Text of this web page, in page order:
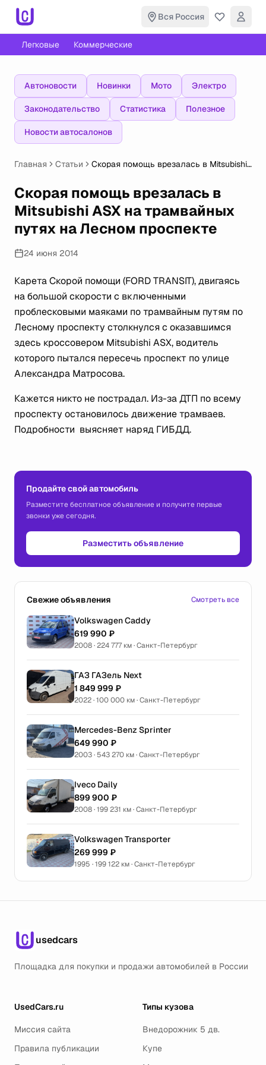
Вся Россия
Легковые Коммерческие
Автоновости Новинки Мото Электро
Законодательство Статистика Полезное
Новости автосалонов
Главная Статьи
Скорая помощь врезалась в Mitsubishi
проспекте
Скорая помощь врезалась в
Mitsubishi ASX на трамвайных
путях на Лесном проспекте
24 июня 2014
Карета Скорой помощи (FORD TRANSIT), двигаясь
на большой скорости с включенными
проблесковыми маяками по трамвайным путям по
Лесному проспекту столкнулся с оказавшимся
здесь кроссовером Mitsubishi ASX, водитель
которого пытался пересечь проспект по улице
Александра Матросова.
Кажется никто не пострадал. Из-за ДТП по всему
проспекту остановилось движение трамваев.
Подробности выясняет наряд ГИБДД.
Продайте свой автомобиль
Разместите бесплатное объявление и получите первые
звонки уже сегодня.
Разместить объявление
Свежие объявления Смотреть все
Volkswagen Caddy
619 990 ₽
2008 · 224 777 км · Санкт-Петербург
ГАЗ ГАЗель Next
1 849 999 ₽
2022 · 100 000 км · Санкт-Петербург
Mercedes-Benz Sprinter
649 990 ₽
2003 · 543 270 км · Санкт-Петербург
Iveco Daily
899 900 ₽
2008 · 199 231 км · Санкт-Петербург
Volkswagen Transporter
269 999 ₽
1995 · 199 122 км · Санкт-Петербург
usedcars
Площадка для покупки и продажи автомобилей в России
UsedCars.ru
Миссия сайта
Правила публикации
Типы кузова
Внедорожник 5 дв.
Купе